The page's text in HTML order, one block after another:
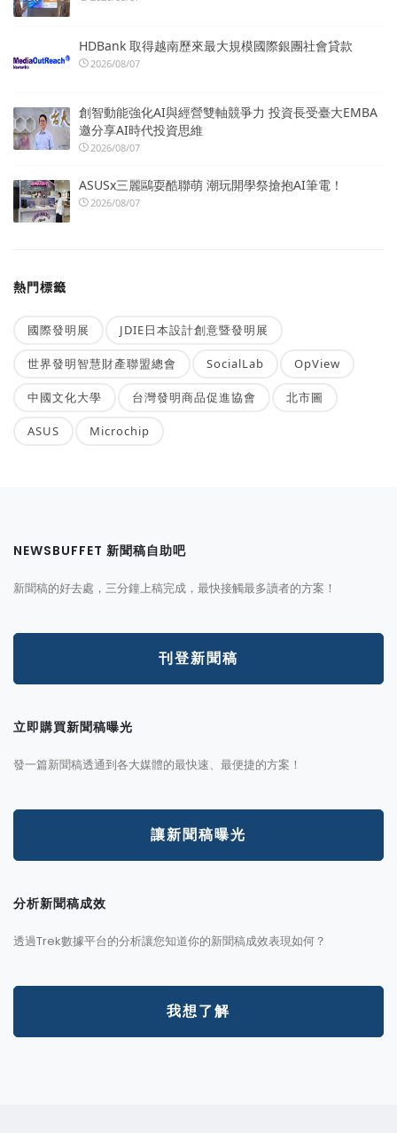
HDBank 取得越南歷來最大規模國際銀團社會貸款
2026/08/07
創智動能強化AI與經營雙軸競爭力 投資長受臺大EMBA
邀分享AI時代投資思維
2026/08/07
ASUSx三麗鷗耍酷聯萌 潮玩開學祭搶抱AI筆電！
2026/08/07
熱門標籤
國際發明展 JDIE日本設計創意暨發明展
世界發明智慧財產聯盟總會 SocialLab OpView
中國文化大學 台灣發明商品促進協會 北市圖
ASUS Microchip
NEWSBUFFET 新聞稿自助吧
新聞稿的好去處，三分鐘上稿完成，最快接觸最多讀者的方案！
刊登新聞稿
立即購買新聞稿曝光
發一篇新聞稿透通到各大媒體的最快速、最便捷的方案！
讓新聞稿曝光
分析新聞稿成效
透過Trek數據平台的分析讓您知道你的新聞稿成效表現如何？
我想了解